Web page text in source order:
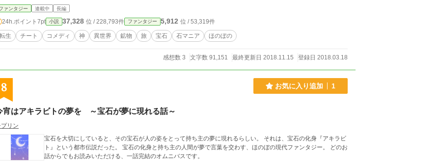
ればと思います。 http://ncode.syosetu.com/n6144eq/
ァンタジー 連載中 長編
24h.ポイント 7pt 小説 37,328 位 / 228,793件 ファンタジー 5,912 位 / 53,319件
転生 チート コメディ 神 異世界 鉱物 旅 宝石 石マニア ほのぼの
感想数 3 文字数 91,151 最終更新日 2018.11.15 登録日 2018.03.18
8 お気に入り追加 1
宵はアキラビトの夢を ～宝石が夢に現れる話～
リン
宝石を大切にしていると、その宝石が人の姿をとって持ち主の夢に現れるらしい。 それは、宝石の化身『アキラビ
ト』という都市伝説だった。 宝石の化身と持ち主の人間が夢で言葉を交わす、ほのぼの現代ファンタジー。 どのお
話からでもお読みいただける、一話完結のオムニバスです。